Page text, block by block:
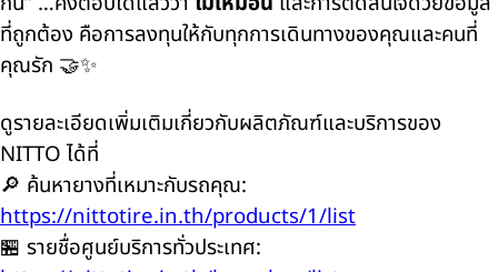
ที่ถูกต้อง คือการลงทุนให้กับทุกการเดินทางของคุณและคนที่
คุณรัก 🤝✨
ดูรายละเอียดเพิ่มเติมเกี่ยวกับผลิตภัณฑ์และบริการของ
NITTO ได้ที่
🔎 ค้นหายางที่เหมาะกับรถคุณ:
https://nittotire.in.th/products/1/list
🏪 รายชื่อศูนย์บริการทั่วประเทศ: